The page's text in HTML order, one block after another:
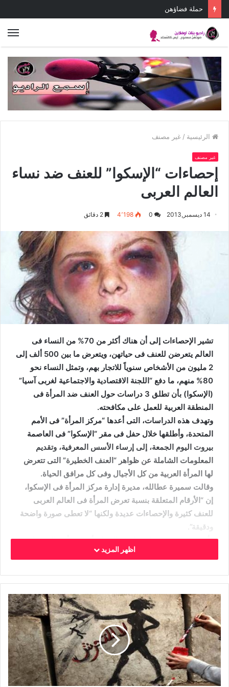
يوم واحد نضال واحد
الرئيسية / غير مصنف
غير مصنف
إحصاءات “الإسكوا” للعنف ضد نساء
العالم العربى
14 ديسمبر,2013 0 4٬198
تشير الإحصاءات إلى أن هناك أكثر من 70% من النساء فى
العالم يتعرضن للعنف فى حياتهن، ويتعرض ما بين 500 ألف إلى
2 مليون من الأشخاص سنوياً للاتجار بهم، وتمثل النساء نحو
80% منهم، ما دفع “اللجنة الاقتصادية والاجتماعية لغربى آسيا”
(الإسكوا) بأن تطلق 3 دراسات حول العنف ضد المرأة فى
المنطقة العربية للعمل على مكافحته.
وتهدف هذه الدراسات، التى أعدها “مركز المرأة” فى الأمم
المتحدة، وأطلقها خلال حفل فى مقر “الإسكوا” فى العاصمة
بيروت اليوم الجمعة، إلى إرساء الأسس المعرفية، وتقديم
المعلومات الشاملة عن ظواهر “العنف الخطيرة” التى تتعرض
لها المرأة العربية من كل الأجيال وفى كل مرافق الحياة.
وقالت سميرة عطالله، مديرة إدارة مركز المرأة فى الإسكوا،
إن “الأرقام المتعلقة بنسبة تعرض المرأة فى العالم العربى
للعنف كثيرة والإحصاءات عديدة ولكنها “لا تعطى صورة واضحة
ودقيقة”.
وأوضحت سميرة، على هامش الحفل، أن “من أهم التوصيات
التى نخرج بها فى دراساتنا هى تحديد أرقام بشكل دقيق لمعرفة
ولفتت إلى أن “تطور أى مجتمع يكمن فى قدرته على القضاء
على ظاهرة العنف ضد المرأة، التى تعتبر انتهاكاً لحقوق
الإنسان”.
ودقت سميرة عطالله ناقوس الخطر فى كلمتها خلال الحفل،
وضمت صوتها لأصوات المعنيين والناشطين المتصدين للعنف
ضد المرأة، داعية جميع أفراد المجتمع فى القطاعات المختلفة
لتكثيف الجهود لمواجهة هذه الظاهرة.
اظهر المزيد